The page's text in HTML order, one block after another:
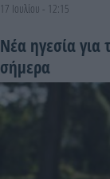
17 Ιουλίου - 12:15
Νέα ηγεσία για
σήμερα